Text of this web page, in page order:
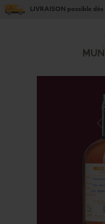
LIVRAISON possible dès